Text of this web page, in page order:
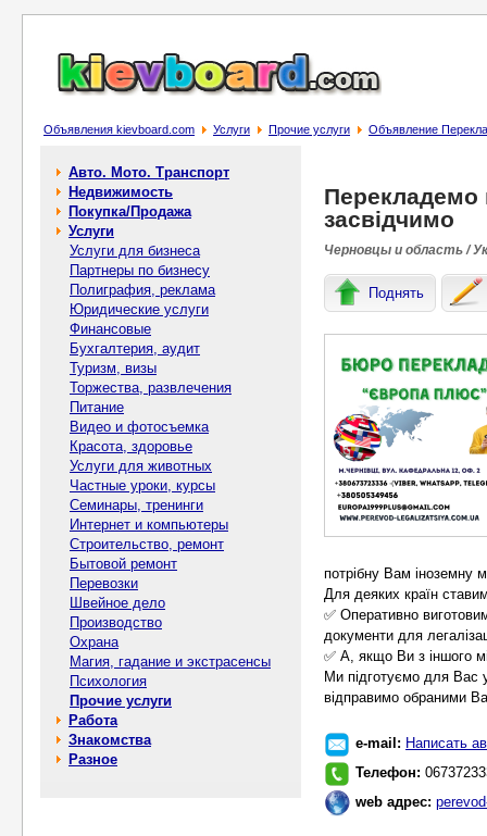
Объявления kievboard.com Услуги Прочие услуги Объявление
Авто. Мото. Транспорт
Недвижимость
Покупка/Продажа
Услуги
Услуги для бизнеса
Партнеры по бизнесу
Полиграфия, реклама
Юридические услуги
Финансовые
Бухгалтерия, аудит
Туризм, визы
Торжества, развлечения
Питание
Видео и фотосъемка
Красота, здоровье
Услуги для животных
Частные уроки, курсы
Семинары, тренинги
Интернет и компьютеры
Строительство, ремонт
Бытовой ремонт
Перевозки
Швейное дело
Производство
Охрана
Магия, гадание и экстрасенсы
Психология
Прочие услуги
Работа
Знакомства
Разное
Перекладемо
засвідчимо
Черновцы и область /
Поднять
потрібну Вам іноземну
Для деяких країн
✅ Оперативно
документи для
✅ А, якщо Ви з іншого
Ми підготуємо для Вас
відправимо обраними
e-mail: Написать
Телефон:
web адрес: